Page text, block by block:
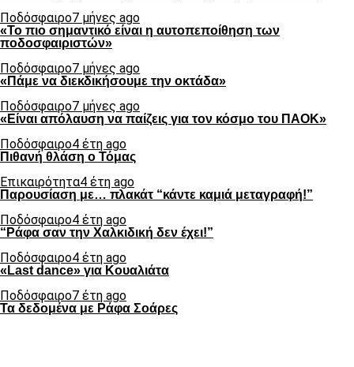
Ποδόσφαιρο7 μήνες ago
«Το πιο σημαντικό είναι η αυτοπεποίθηση των
ποδοσφαιριστών»
Ποδόσφαιρο7 μήνες ago
«Πάμε να διεκδικήσουμε την οκτάδα»
Ποδόσφαιρο7 μήνες ago
«Είναι απόλαυση να παίζεις για τον κόσμο του ΠΑΟΚ»
Ποδόσφαιρο4 έτη ago
Πιθανή θλάση ο Τόμας
Επικαιρότητα4 έτη ago
Παρουσίαση με… πλακάτ “κάντε καμιά μεταγραφή!”
Ποδόσφαιρο4 έτη ago
“Ράφα σαν την Χαλκιδική δεν έχει!”
Ποδόσφαιρο4 έτη ago
«Last dance» για Κουαλιάτα
Ποδόσφαιρο7 έτη ago
Τα δεδομένα με Ράφα Σοάρες